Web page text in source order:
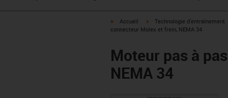
igus-icon-arrow-right
Accueil igus-icon-arrow-right
Technologie d'entraînement
connecteur Molex et frein, NEMA 34
Moteur pas à
NEMA 34